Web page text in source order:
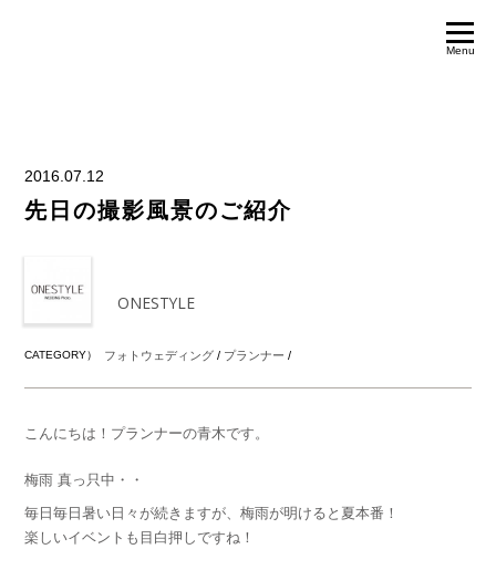
Menu
2016.07.12
先日の撮影風景のご紹介
ONESTYLE
CATEGORY） フォトウェディング / プランナー /
こんにちは！プランナーの青木です。
梅雨 真っ只中・・
毎日毎日暑い日々が続きますが、梅雨が明けると夏本番！
楽しいイベントも目白押しですね！